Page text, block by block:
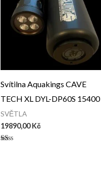
Svítilna Aquakings CAVE
TECH XL DYL-DP60S 15400
SVĚTLA
19890,00Kč